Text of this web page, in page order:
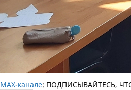
МАХ-канале: ПОДПИСЫВАЙТЕСЬ,